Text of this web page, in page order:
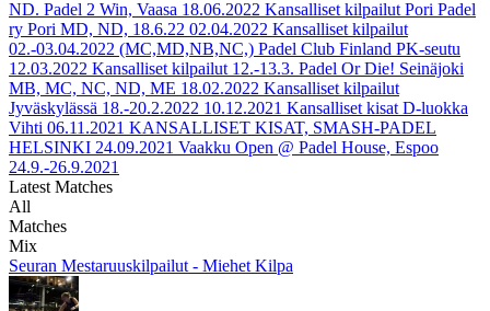
ND. Padel 2 Win, Vaasa 18.06.2022 Kansalliset kilpailut Pori Padel
ry Pori MD, ND, 18.6.22 02.04.2022 Kansalliset kilpailut
02.-03.04.2022 (MC,MD,NB,NC,) Padel Club Finland PK-seutu
12.03.2022 Kansalliset kilpailut 12.-13.3. Padel Or Die! Seinäjoki
MB, MC, NC, ND, ME 18.02.2022 Kansalliset kilpailut
Jyväskylässä 18.-20.2.2022 10.12.2021 Kansalliset kisat D-luokka
Vihti 06.11.2021 KANSALLISET KISAT, SMASH-PADEL
HELSINKI 24.09.2021 Vaakku Open @ Padel House, Espoo
24.9.-26.9.2021
Latest Matches
All
Matches
Mix
Seuran Mestaruuskilpailut - Miehet Kilpa